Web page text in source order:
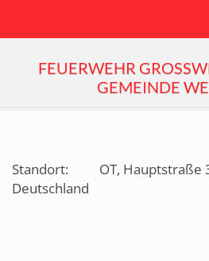
FEUERWEHR
EMEINDE
Standort:
OT, Hauptstraße
Deutschland